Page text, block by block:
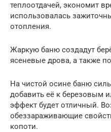
теплоотдачей, экономит
использовалась
отопления.
Жаркую баню создадут
ясеневые дрова, а также
На чистой осине баню
добавить её к березовым
эффект будет отличный.
обеззараживающие
копоти.